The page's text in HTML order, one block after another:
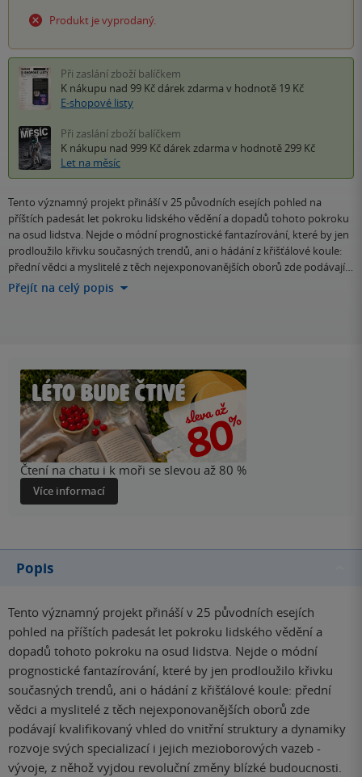
Produkt je vyprodaný.
Při zaslání zboží balíčkem
K nákupu nad 99 Kč dárek zdarma v hodnotě 19 Kč
E-shopové listy
Při zaslání zboží balíčkem
K nákupu nad 999 Kč dárek zdarma v hodnotě 299 Kč
Let na měsíc
Tento významný projekt přináší v 25 původních esejích pohled na
příštích padesát let pokroku lidského vědění a dopadů tohoto pokroku
na osud lidstva. Nejde o módní prognostické fantazírování, které by jen
prodloužilo křivku současných trendů, ani o hádání z křišťálové koule:
přední vědci a myslitelé z těch nejexponovanějších oborů zde podávají…
Přejít na celý popis
Čtení na chatu i k moři se slevou až 80 %
Více informací
Popis
Tento významný projekt přináší v 25 původních esejích
pohled na příštích padesát let pokroku lidského vědění a
dopadů tohoto pokroku na osud lidstva. Nejde o módní
prognostické fantazírování, které by jen prodloužilo křivku
současných trendů, ani o hádání z křišťálové koule: přední
vědci a myslitelé z těch nejexponovanějších oborů zde
podávají kvalifikovaný vhled do vnitřní struktury a dynamiky
rozvoje svých specializací i jejich mezioborových vazeb -
vývoje, z něhož vyjdou revoluční změny blízké budoucnosti.